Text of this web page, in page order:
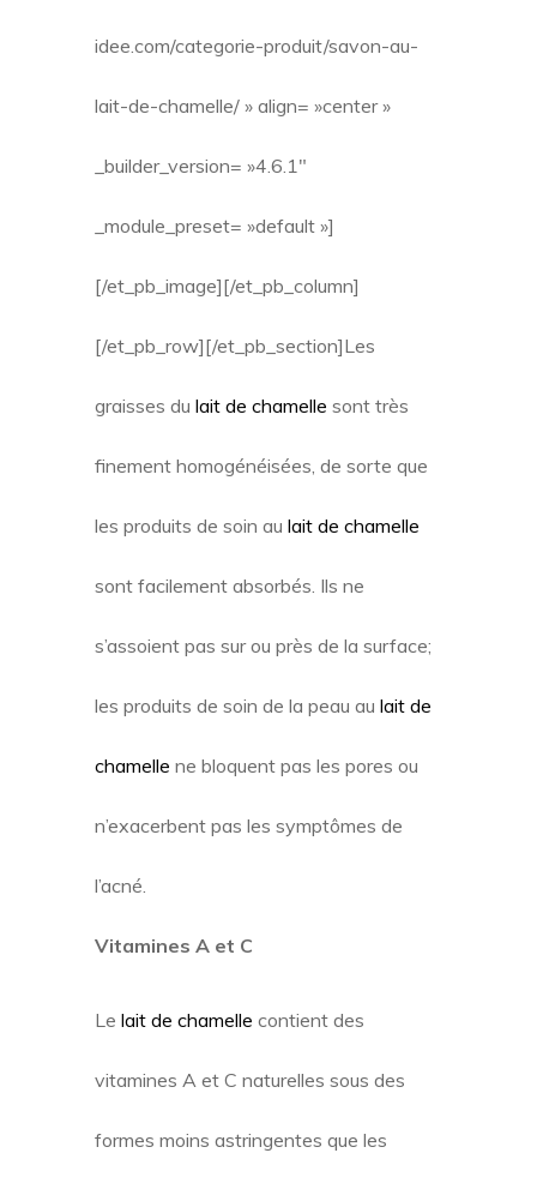
idee.com/categorie-produit/savon-au-
lait-de-chamelle/ » align= »center »
_builder_version= »4.6.1″
_module_preset= »default »]
[/et_pb_image][/et_pb_column]
[/et_pb_row][/et_pb_section]Les
graisses du lait de chamelle sont très
finement homogénéisées, de sorte que
les produits de soin au lait de chamelle
sont facilement absorbés. Ils ne
s’assoient pas sur ou près de la surface;
les produits de soin de la peau au lait de
chamelle ne bloquent pas les pores ou
n’exacerbent pas les symptômes de
l’acné.
Vitamines A et C
Le lait de chamelle contient des
vitamines A et C naturelles sous des
formes moins astringentes que les